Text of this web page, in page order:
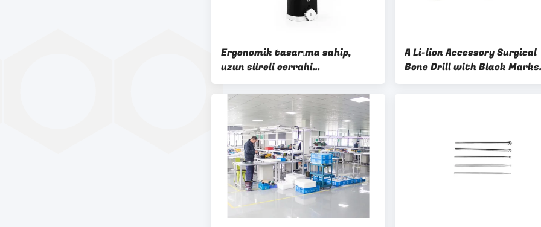
Ergonomik tasarıma sahip,
uzun süreli cerrahi
operasyonlar sırasında rahat
kullanım için tasarlanmış, siyah
ABCD-123 Cerrahi kemik
matkabı
A Li-lion Accessory Surgical
Bone Drill with Black Marks
According To Order for